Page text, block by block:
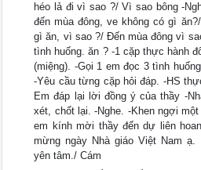
héo lả đi vì sao ?/ Vì sao bông -
đến mùa đông, ve không có gì
gì ăn, vì sao ?/ Đến mùa đông vì
tình huống. ăn ? -1 cặp thực hành
(miệng). -Gọi 1 em đọc 3 tình
-Yêu cầu từng cặp hỏi đáp. -HS
Em đáp lại lời đồng ý của thầy -
xét, chốt lại. -Nghe. -Khen ngợi
em kính mời thầy đến dự liên
mừng ngày Nhà giáo Việt Nam ạ.
yên tâm./ Cám